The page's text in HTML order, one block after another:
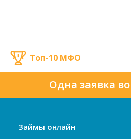
Одна заявка
Топ-10 МФО
Займы онлайн